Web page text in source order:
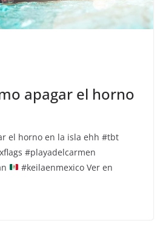
apagar el horno
el horno en la isla ehh #tbt
#playadelcarmen
#keilaenmexico Ver en